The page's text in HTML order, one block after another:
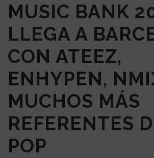
MUSIC BANK
LLEGA A
CON ATEEZ,
ENHYPEN,
MUCHOS MÁS
REFERENTES
POP